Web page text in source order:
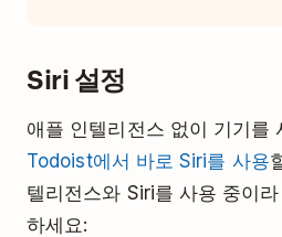
Siri 설정
애플 인텔리전스 없이 기기를
Todoist에서 바로 Siri를 사용
텔리전스와 Siri를 사용 중이
하세요: